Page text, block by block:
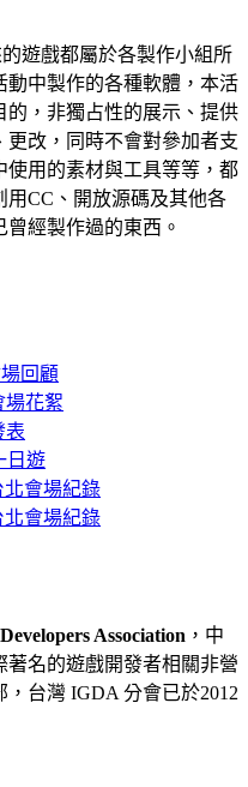
的遊戲都屬於各製作小組所
動中製作的各種軟體，本活
，非獨占性的展示、提供
改，同時不會對參加者支
用的素材與工具等等，都
CC、開放源碼及其他各
經製作過的東西。
場回顧
場花絮
表
日遊
北會場紀錄
北會場紀錄
Association ，中
著名的遊戲開發者相關非營
台灣 IGDA 分會已於2012